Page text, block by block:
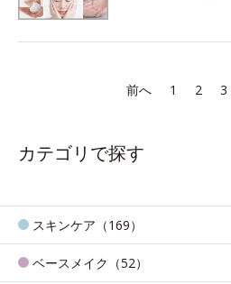
前へ 1 2 3
カテゴリで探す
スキンケア（169）
ベースメイク（52）